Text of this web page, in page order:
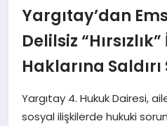
ÇAĞLAYANCERİT
BİZE ULAŞIN
GÖKSUN
Yargıtay’dan
Delilsiz
Haklarına Saldırı
Yargıtay 4. Hukuk Dairesi,
sosyal ilişkilerde hukuki